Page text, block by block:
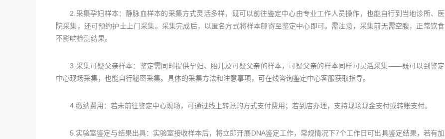
2.采集孕妇样本：静脉血样本的采集方式灵活多样，既可以前往鉴定中心由专业工作人员操作，也能自行到当地诊所、医
院采集，还可预约护士上门采集。采集完成后，以匿名方式将样本邮寄至鉴定中心即可。需注意，采集前无需空腹，正常饮食
不影响检测结果。
3.采集可疑父亲样本：鉴定需同时提供孕妇、胎儿及可疑父亲的样本，可疑父亲的样本同样可灵活采集——既可以到鉴定
中心现场采集，也能自行秘密采集。具体的采集方法和注意事项，可在线咨询鉴定中心客服获取指导。
4.缴纳费用：若未前往鉴定中心现场，可通过线上转账的方式支付费用；若到店办理，支持现场现金支付或转账支付。
5.实验室鉴定与结果出具：实验室接收样本后，将立即开展DNA鉴定工作，常规情况下7个工作日可出具鉴定结果，若有加